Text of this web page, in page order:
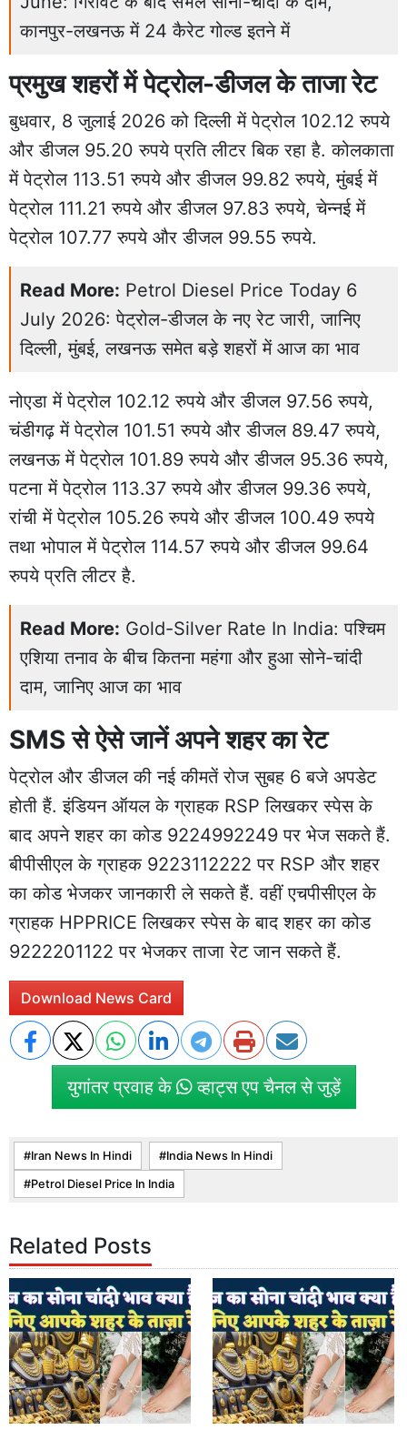
कानपुर-लखनऊ में 24 कैरेट गोल्ड इतने में
प्रमुख शहरों में पेट्रोल-डीजल के ताजा रेट
बुधवार, 8 जुलाई 2026 को दिल्ली में पेट्रोल 102.12 रुपये
और डीजल 95.20 रुपये प्रति लीटर बिक रहा है. कोलकाता
में पेट्रोल 113.51 रुपये और डीजल 99.82 रुपये, मुंबई में
पेट्रोल 111.21 रुपये और डीजल 97.83 रुपये, चेन्नई में
पेट्रोल 107.77 रुपये और डीजल 99.55 रुपये.
Read More: Petrol Diesel Price Today 6
July 2026: पेट्रोल-डीजल के नए रेट जारी, जानिए
दिल्ली, मुंबई, लखनऊ समेत बड़े शहरों में आज का भाव
नोएडा में पेट्रोल 102.12 रुपये और डीजल 97.56 रुपये,
चंडीगढ़ में पेट्रोल 101.51 रुपये और डीजल 89.47 रुपये,
लखनऊ में पेट्रोल 101.89 रुपये और डीजल 95.36 रुपये,
पटना में पेट्रोल 113.37 रुपये और डीजल 99.36 रुपये,
रांची में पेट्रोल 105.26 रुपये और डीजल 100.49 रुपये
तथा भोपाल में पेट्रोल 114.57 रुपये और डीजल 99.64
रुपये प्रति लीटर है.
Read More: Gold-Silver Rate In India: पश्चिम
एशिया तनाव के बीच कितना महंगा और हुआ सोने-चांदी
दाम, जानिए आज का भाव
SMS से ऐसे जानें अपने शहर का रेट
पेट्रोल और डीजल की नई कीमतें रोज सुबह 6 बजे अपडेट
होती हैं. इंडियन ऑयल के ग्राहक RSP लिखकर स्पेस के
बाद अपने शहर का कोड 9224992249 पर भेज सकते हैं.
बीपीसीएल के ग्राहक 9223112222 पर RSP और शहर
का कोड भेजकर जानकारी ले सकते हैं. वहीं एचपीसीएल के
ग्राहक HPPRICE लिखकर स्पेस के बाद शहर का कोड
9222201122 पर भेजकर ताजा रेट जान सकते हैं.
Download News Card
युगांतर प्रवाह के व्हाट्स एप चैनल से जुड़ें
Iran News In Hindi India News In Hindi
Petrol Diesel Price In India
Related Posts